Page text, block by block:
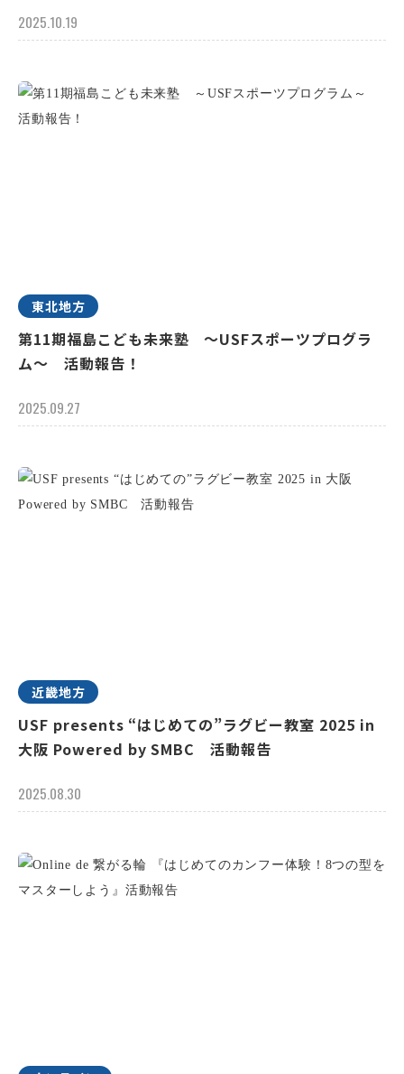
2025.10.19
東北地方
第11期福島こども未来塾 ～USFスポーツプログラ
ム～ 活動報告！
2025.09.27
近畿地方
USF presents “はじめての”ラグビー教室 2025 in
大阪 Powered by SMBC 活動報告
2025.08.30